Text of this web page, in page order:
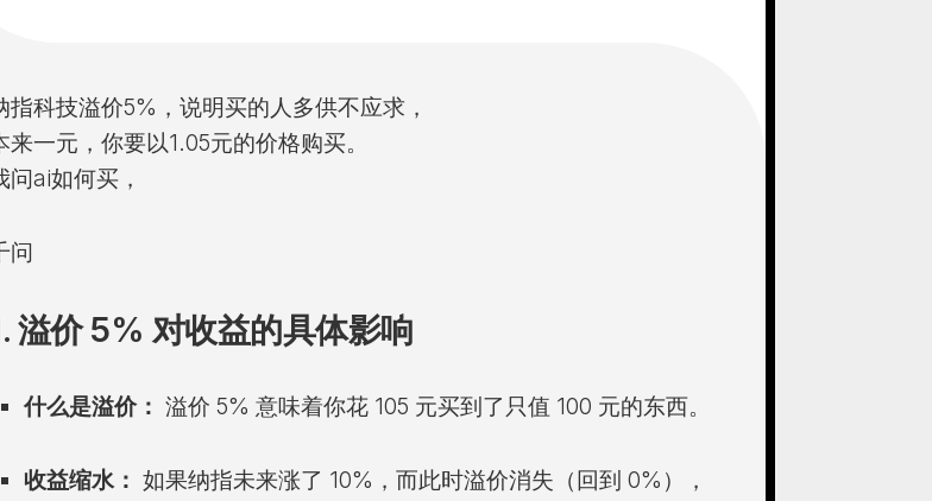
指科技溢价5%，说明买的人多供不应求，
来一元，你要以1.05元的价格购买。
问ai如何买，
问
溢价 5% 对收益的具体影响
什么是溢价： 溢价 5% 意味着你花 105 元买到了只值 100 元的东西。
收益缩水： 如果纳指未来涨了 10%，而此时溢价消失（回到 0%），